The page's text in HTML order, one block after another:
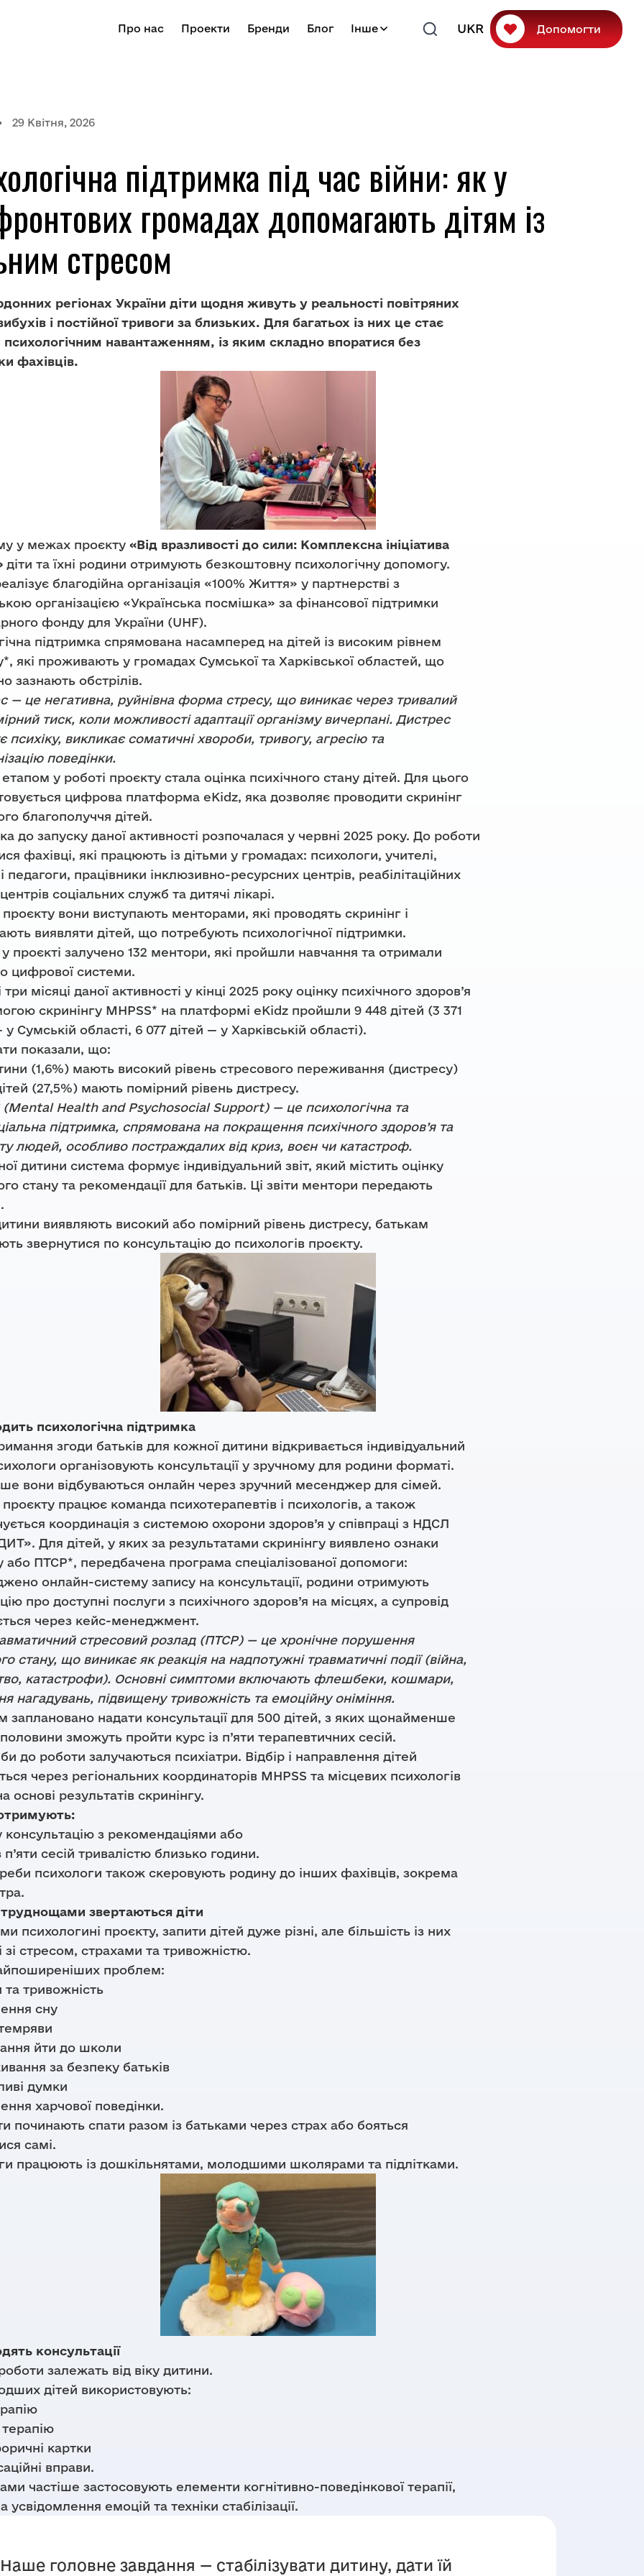
Про нас Проекти Бренди Блог Інше UKR Допомогти
29 Квітня, 2026
підтримка під час війни: як у
громадах допомагають дітям із
стресом
регіонах України діти щодня живуть у реальності повітряних
і постійної тривоги за близьких. Для багатьох із них це стає
навантаженням, із яким складно впоратися без
фахівців.
у межах проєкту «Від вразливості до сили: Комплексна ініціатива
діти та їхні родини отримують безкоштовну психологічну допомогу.
благодійна організація «100% Життя» у партнерстві з
організацією «Українська посмішка» за фінансової підтримки
фонду для України (UHF).
підтримка спрямована насамперед на дітей із високим рівнем
які проживають у громадах Сумської та Харківської областей, що
зазнають обстрілів.
— це негативна, руйнівна форма стресу, що виникає через тривалий
тиск, коли можливості адаптації організму вичерпані. Дистрес
психіку, викликає соматичні хвороби, тривогу, агресію та
поведінки.
у роботі проєкту стала оцінка психічного стану дітей. Для цього
цифрова платформа eKidz, яка дозволяє проводити скринінг
благополуччя дітей.
до запуску даної активності розпочалася у червні 2025 року. До роботи
фахівці, які працюють із дітьми у громадах: психологи, учителі,
педагоги, працівники інклюзивно-ресурсних центрів, реабілітаційних
соціальних служб та дитячі лікарі.
вони виступають менторами, які проводять скринінг і
виявляти дітей, що потребують психологічної підтримки.
проєкті залучено 132 ментори, які пройшли навчання та отримали
цифрової системи.
місяці даної активності у кінці 2025 року оцінку психічного здоров’я
скринінгу MHPSS* на платформі eKidz пройшли 9 448 дітей (3 371
Сумській області, 6 077 дітей — у Харківській області).
показали, що:
(1,6%) мають високий рівень стресового переживання (дистресу)
(27,5%) мають помірний рівень дистресу.
(Mental Health and Psychosocial Support) — це психологічна та
підтримка, спрямована на покращення психічного здоров’я та
людей, особливо постраждалих від криз, воєн чи катастроф.
дитини система формує індивідуальний звіт, який містить оцінку
стану та рекомендації для батьків. Ці звіти ментори передають
виявляють високий або помірний рівень дистресу, батькам
звернутися по консультацію до психологів проєкту.
психологічна підтримка
згоди батьків для кожної дитини відкривається індивідуальний
організовують консультації у зручному для родини форматі.
вони відбуваються онлайн через зручний месенджер для сімей.
працює команда психотерапевтів і психологів, а також
координація з системою охорони здоров’я у співпраці з НДСЛ
Для дітей, у яких за результатами скринінгу виявлено ознаки
або ПТСР*, передбачена програма спеціалізованої допомоги:
онлайн-систему запису на консультації, родини отримують
про доступні послуги з психічного здоров’я на місцях, а супровід
через кейс-менеджмент.
стресовий розлад (ПТСР) — це хронічне порушення
стану, що виникає як реакція на надпотужні травматичні події (війна,
катастрофи). Основні симптоми включають флешбеки, кошмари,
нагадувань, підвищену тривожність та емоційну оніміння.
заплановано надати консультації для 500 дітей, з яких щонайменше
зможуть пройти курс із п’яти терапевтичних сесій.
до роботи залучаються психіатри. Відбір і направлення дітей
через регіональних координаторів MHPSS та місцевих психологів
основі результатів скринінгу.
консультацію з рекомендаціями або
п’яти сесій тривалістю близько години.
психологи також скеровують родину до інших фахівців, зокрема
звертаються діти
психологині проєкту, запити дітей дуже різні, але більшість із них
зі стресом, страхами та тривожністю.
проблем:
та тривожність
сну
йти до школи
за безпеку батьків
думки
харчової поведінки.
починають спати разом із батьками через страх або бояться
самі.
працюють із дошкільнятами, молодшими школярами та підлітками.
консультації
залежать від віку дитини.
дітей використовують:
терапію
картки
вправи.
частіше застосовують елементи когнітивно-поведінкової терапії,
усвідомлення емоцій та техніки стабілізації.
головне завдання — стабілізувати дитину, дати їй
Viber чат бот
про порушення
порушення в проектах організації або партнерів,
про це якомога швидше. Звіт перевіряється незалежною
Надіслати
консультацію
Надіслати